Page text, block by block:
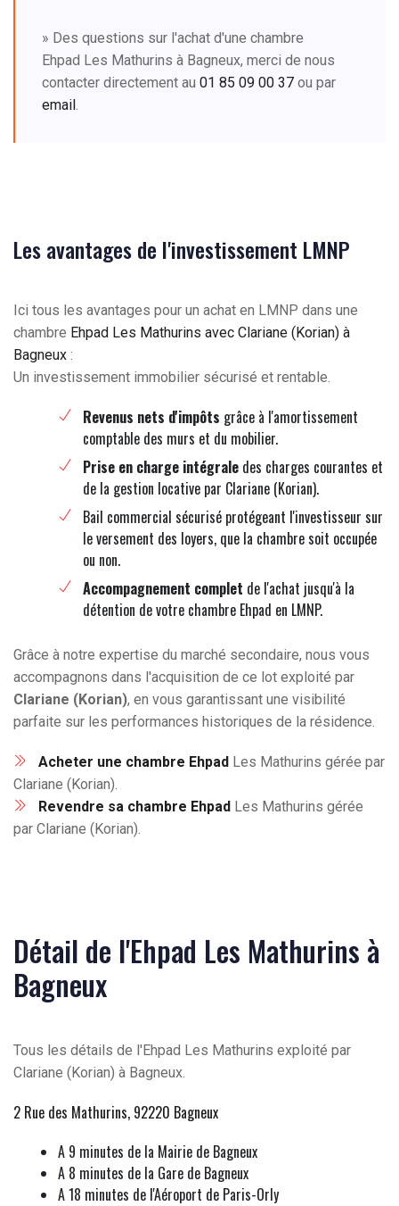
» Des questions sur l'achat d'une chambre
Ehpad Les Mathurins à Bagneux, merci de nous
contacter directement au 01 85 09 00 37 ou par
email.
Les avantages de l'investissement LMNP
Ici tous les avantages pour un achat en LMNP dans une
chambre Ehpad Les Mathurins avec Clariane (Korian) à
Bagneux :
Un investissement immobilier sécurisé et rentable.
Revenus nets d'impôts grâce à l'amortissement
comptable des murs et du mobilier.
Prise en charge intégrale des charges courantes et
de la gestion locative par Clariane (Korian).
Bail commercial sécurisé protégeant l'investisseur sur
le versement des loyers, que la chambre soit occupée
ou non.
Accompagnement complet de l'achat jusqu'à la
détention de votre chambre Ehpad en LMNP.
Grâce à notre expertise du marché secondaire, nous vous
accompagnons dans l'acquisition de ce lot exploité par
Clariane (Korian), en vous garantissant une visibilité
parfaite sur les performances historiques de la résidence.
Acheter une chambre Ehpad Les Mathurins gérée par
Clariane (Korian).
Revendre sa chambre Ehpad Les Mathurins gérée
par Clariane (Korian).
Détail de l'Ehpad Les Mathurins à
Bagneux
Tous les détails de l'Ehpad Les Mathurins exploité par
Clariane (Korian) à Bagneux.
2 Rue des Mathurins, 92220 Bagneux
A 9 minutes de la Mairie de Bagneux
A 8 minutes de la Gare de Bagneux
A 18 minutes de l'Aéroport de Paris-Orly